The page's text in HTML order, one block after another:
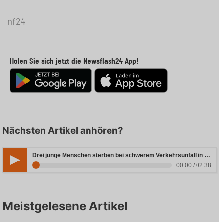
nf24
Holen Sie sich jetzt die Newsflash24 App!
Nächsten Artikel anhören?
Drei junge Menschen sterben bei schwerem Verkehrsunfall in Rheinland-Pfalz
00:00 / 02:38
Meistgelesene Artikel